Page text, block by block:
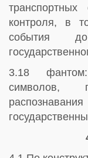
контроля, в
события
3.18 фантом:
символов,